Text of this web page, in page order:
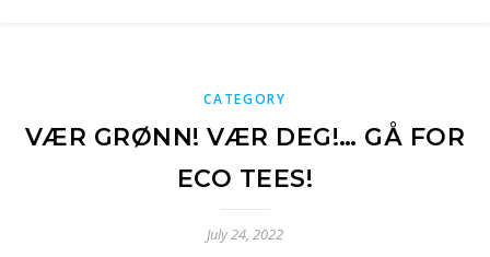
CATEGORY
VÆR GRØNN! VÆR DEG!… GÅ FOR
ECO TEES!
July 24, 2022